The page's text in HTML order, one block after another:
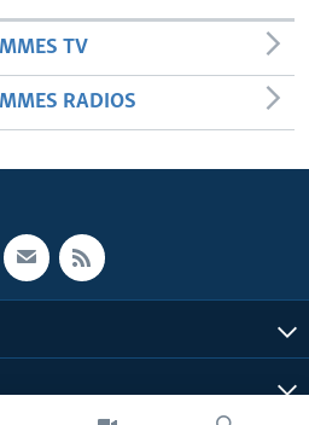
TV
RADIOS